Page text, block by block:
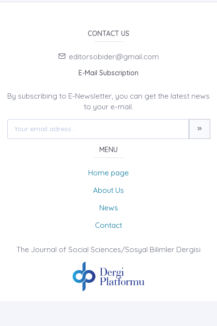
CONTACT US
editorsobider@gmail.com
E-Mail Subscription
By subscribing to E-Newsletter, you can get the latest news
to your e-mail.
MENU
Home page
About Us
News
Contact
The Journal of Social Sciences/Sosyal Bilimler Dergisi